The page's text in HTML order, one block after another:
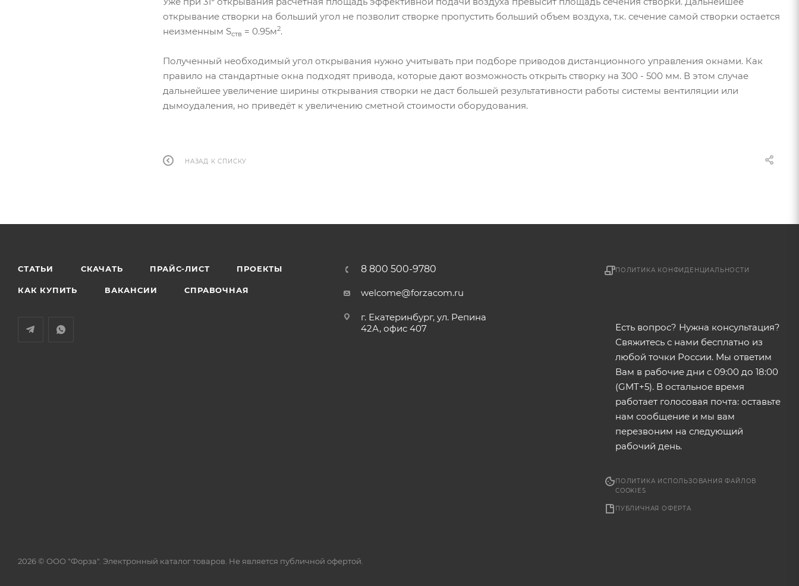
открывание створки на больший угол не позволит створке пропустить больший объем воздуха, т.к. сечение самой створки остается
неизменным Sств = 0.95м2.
Полученный необходимый угол открывания нужно учитывать при подборе приводов дистанционного управления окнами. Как
правило на стандартные окна подходят привода, которые дают возможность открыть створку на 300 - 500 мм. В этом случае
дальнейшее увеличение ширины открывания створки не даст большей результативности работы системы вентиляции или
дымоудаления, но приведёт к увеличению сметной стоимости оборудования.
НАЗАД К СПИСКУ
СТАТЬИ СКАЧАТЬ ПРАЙС-ЛИСТ ПРОЕКТЫ
КАК КУПИТЬ ВАКАНСИИ СПРАВОЧНАЯ
8 800 500-9780
welcome@forzacom.ru
г. Екатеринбург, ул. Репина
42А, офис 407
ПОЛИТИКА КОНФИДЕНЦИАЛЬНОСТИ
Есть вопрос? Нужна консультация?
Свяжитесь с нами бесплатно из
любой точки России. Мы ответим
Вам в рабочие дни с 09:00 до 18:00
(GMT+5). В остальное время
работает голосовая почта: оставьте
нам сообщение и мы вам
перезвоним на следующий
рабочий день.
ПОЛИТИКА ИСПОЛЬЗОВАНИЯ ФАЙЛОВ
COOKIES
ПУБЛИЧНАЯ ОФЕРТА
2026 © ООО "Форза". Электронный каталог товаров. Не является публичной офертой.